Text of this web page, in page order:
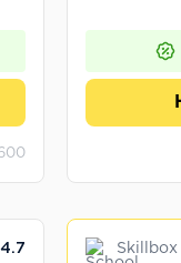
4.7 Skillbox